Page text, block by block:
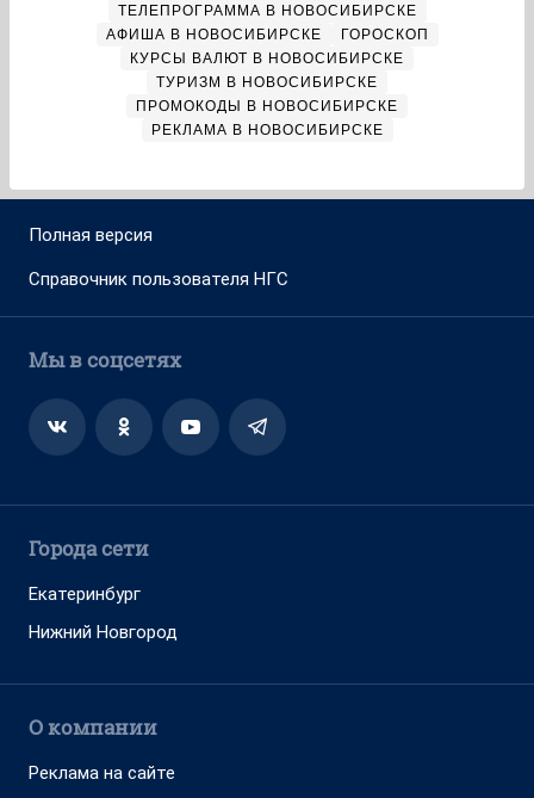
ТЕЛЕПРОГРАММА В НОВОСИБИРСКЕ
АФИША В НОВОСИБИРСКЕ
ГОРОСКОП
КУРСЫ ВАЛЮТ В НОВОСИБИРСКЕ
ТУРИЗМ В НОВОСИБИРСКЕ
ПРОМОКОДЫ В НОВОСИБИРСКЕ
РЕКЛАМА В НОВОСИБИРСКЕ
Полная версия
Справочник пользователя НГС
Мы в соцсетях
Города сети
Екатеринбург
Нижний Новгород
О компании
Реклама на сайте